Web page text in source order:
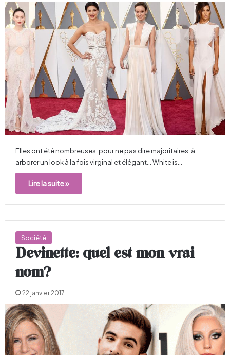
Elles ont été nombreuses, pour ne pas dire majoritaires, à
arborer un look à la fois virginal et élégant… White is…
Lire la suite »
Société
Devinette: quel est mon vrai
nom?
22 janvier 2017